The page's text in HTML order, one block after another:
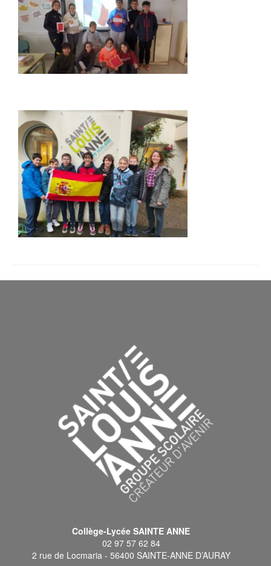
Collège-Lycée SAINTE ANNE
02 97 57 62 84
2 rue de Locmaria - 56400 SAINTE-ANNE D’AURAY